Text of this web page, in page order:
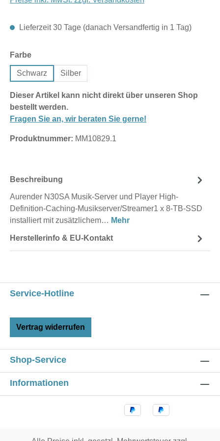
Lieferzeit 30 Tage (danach Versandfertig in 1 Tag)
Farbeauswählen
Schwarz Silber
Dieser Artikel kann nicht direkt über unseren Shop
bestellt werden.
Fragen Sie an, wir beraten Sie gerne!
Produktnummer: MM10829.1
Beschreibung
Aurender N30SA Musik-Server und Player High-
Definition-Caching-Musikserver/Streamer1 x 8-TB-SSD
installiert mit zusätzlichem… Mehr
Herstellerinfo & EU-Kontakt
Service-Hotline
Vertrag widerrufen
Shop-Service
Informationen